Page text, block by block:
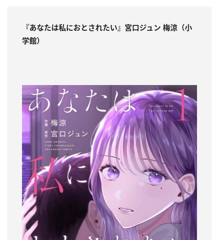
『あなたは私におとされたい』宮口ジュン 梅涼（小
学館）